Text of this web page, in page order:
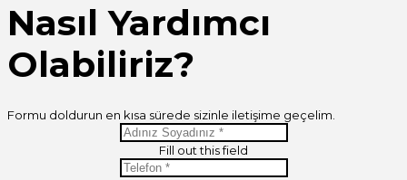
Nasıl Yardımcı
Olabiliriz?
Formu doldurun en kısa sürede sizinle iletişime geçelim.
Fill out this field